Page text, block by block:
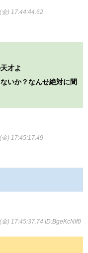
金) 17:44:44.62
才よ
いか？なんせ絶対に間
金) 17:45:17.49
金) 17:45:37.74 ID:BgeKcNif0